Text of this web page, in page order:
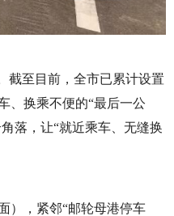
截至目前，全市已累计设置
、换乘不便的“最后一公
落，让“就近乘车、无缝换
），紧邻“邮轮母港停车